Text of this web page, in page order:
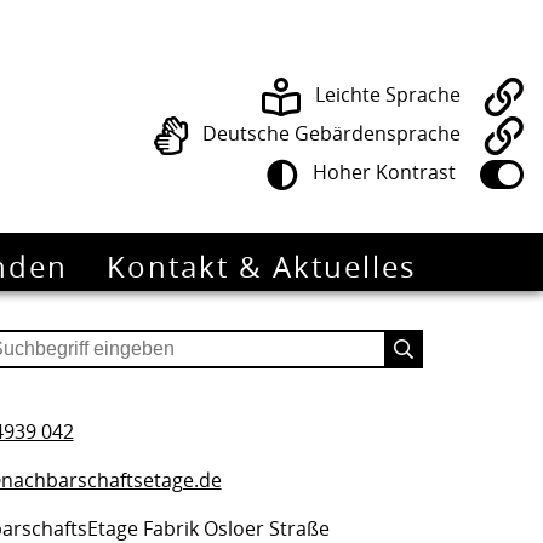
Kontakt & Aktuelles
Leichte Sprache
Deutsche Gebärdensprache
Hoher Kontrast
042
Fabrik Osloer Straße